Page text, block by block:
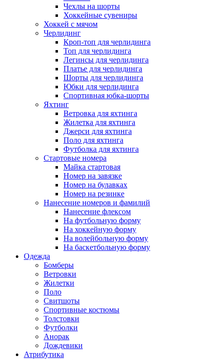
Чехлы на шорты
Хоккейные сувениры
Хоккей с мячом
Черлидинг
Кроп-топ для черлидинга
Топ для черлидинга
Легинсы для черлидинга
Платье для черлидинга
Шорты для черлидинга
Юбки для черлидинга
Спортивная юбка-шорты
Яхтинг
Ветровка для яхтинга
Жилетка для яхтинга
Джерси для яхтинга
Поло для яхтинга
Футболка для яхтинга
Стартовые номера
Майка стартовая
Номер на завязке
Номер на булавках
Номер на резинке
Нанесение номеров и фамилий
Нанесение флексом
На футбольную форму
На хоккейную форму
На волейбольную форму
На баскетбольную форму
Одежда
Бомберы
Ветровки
Жилетки
Поло
Свитшоты
Спортивные костюмы
Толстовки
Футболки
Анорак
Дождевики
Атрибутика